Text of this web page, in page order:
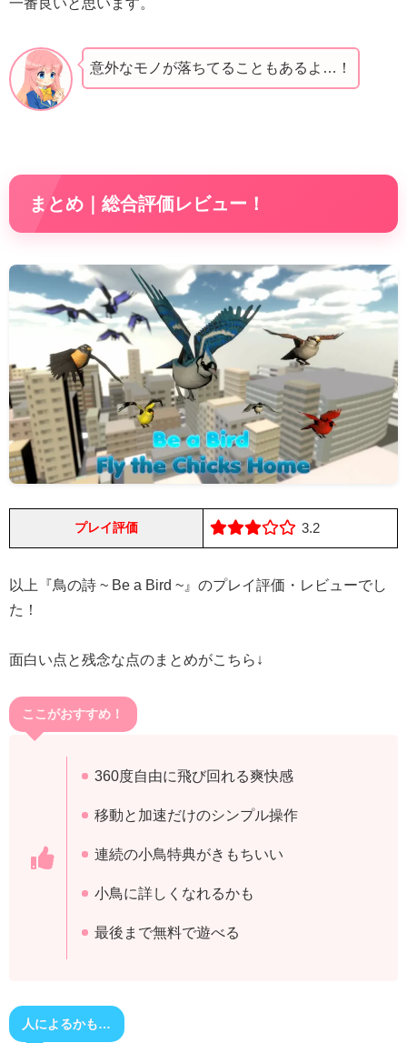
一番良いと思います。
意外なモノが落ちてることもあるよ…！
まとめ｜総合評価レビュー！
プレイ評価 3.2
以上『鳥の詩 ~ Be a Bird ~』のプレイ評価・レビューでし
た！
面白い点と残念な点のまとめがこちら↓
ここがおすすめ！
360度自由に飛び回れる爽快感
移動と加速だけのシンプル操作
連続の小鳥特典がきもちいい
小鳥に詳しくなれるかも
最後まで無料で遊べる
人によるかも…